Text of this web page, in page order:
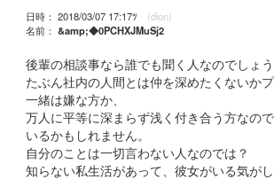
日時： 2018/03/07 17:17ﾂ (dion)
名前： &amp;◆0PCHXJMuSj2
後輩の相談事なら誰でも聞く人なのでしょう
たぶん社内の人間とは仲を深めたくないか
一緒は嫌な方か、
万人に平等に深まらず浅く付き合う方なの
いるかもしれません。
自分のことは一切言わない人なのでは？
知らない私生活があって、彼女がいる気がし